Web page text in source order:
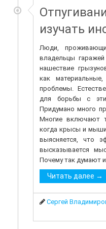
изучать
Люди,
владельцы
нашествие
как
проблемы.
для борьбы с
Придумано много
Многие включают
когда крысы и мыши
выясняется, что
высказывается
Почему так думают
Читать далее →
Сергей